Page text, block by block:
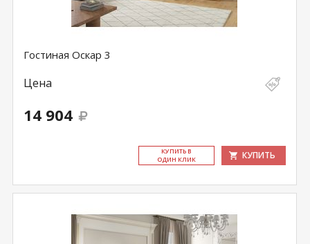
Гостиная Оскар 3
Цена
14 904
КУ­ПИТЬ В
ОДИН КЛИК
КУПИТЬ